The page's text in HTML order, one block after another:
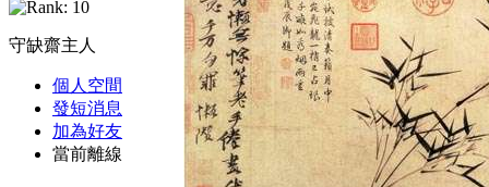
守缺齋主人
個人空間
發短消息
加為好友
當前離線